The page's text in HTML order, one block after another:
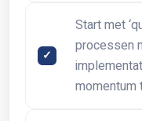
Start met
processen
momentum